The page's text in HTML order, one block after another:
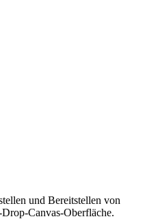
und Bereitstellen von
Canvas-Oberfläche.